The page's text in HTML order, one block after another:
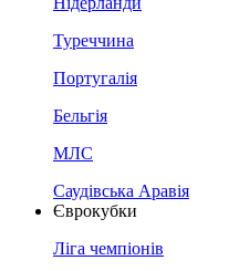
Туреччина
Португалія
Бельгія
МЛС
Саудівська Аравія
Єврокубки
Ліга чемпіонів